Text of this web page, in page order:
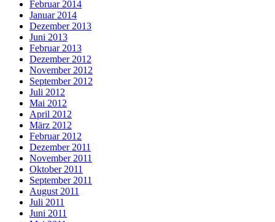
Februar 2014
Januar 2014
Dezember 2013
Juni 2013
Februar 2013
Dezember 2012
November 2012
September 2012
Juli 2012
Mai 2012
April 2012
März 2012
Februar 2012
Dezember 2011
November 2011
Oktober 2011
September 2011
August 2011
Juli 2011
Juni 2011